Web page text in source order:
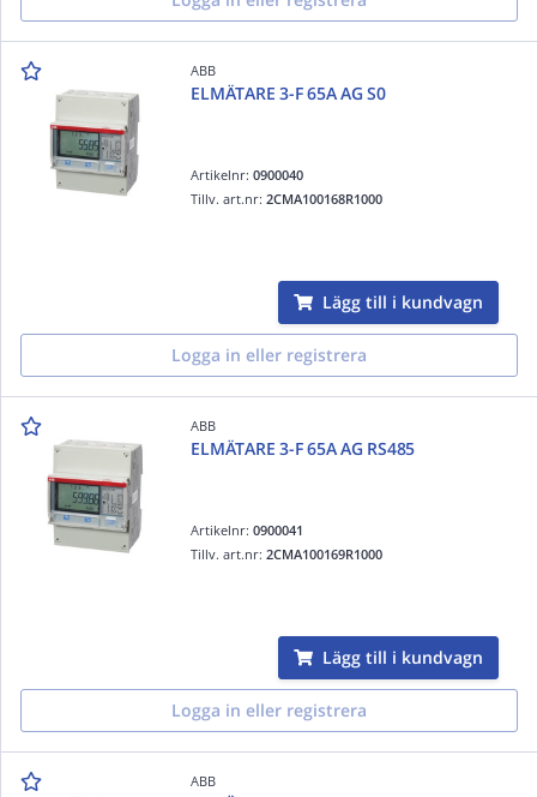
ABB
ELMÄTARE 3-F 65A AG S0
Artikelnr:0900040
Tillv. art.nr:2CMA100168R1000
Lägg till i kundvagn
Logga in eller registrera
ABB
ELMÄTARE 3-F 65A AG RS485
Artikelnr:0900041
Tillv. art.nr:2CMA100169R1000
Lägg till i kundvagn
Logga in eller registrera
ABB